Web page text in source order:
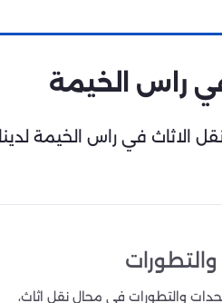
راس الخيمة
الاثاث في راس الخيمة
والتطورات في مجال نقل اثاث،